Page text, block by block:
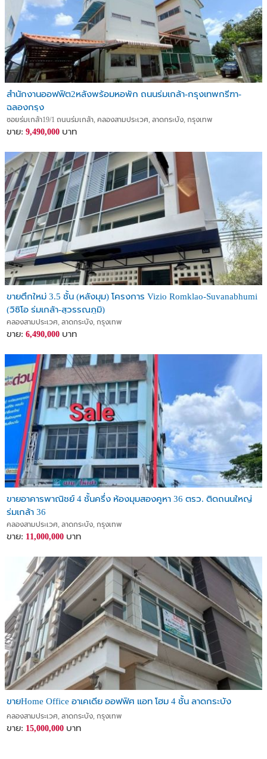
สำนักงานออฟฟิต2หลังพร้อมหอพัก ถนนร่มเกล้า-กรุงเทพกรีฑา-
ฉลองกรุง
ซอยร่มเกล้า19/1 ถนนร่มเกล้า, คลองสามประเวศ, ลาดกระบัง, กรุงเทพ
ขาย: 9,490,000 บาท
ขายตึกใหม่ 3.5 ชั้น (หลังมุม) โครงการ Vizio Romklao-Suvanabhumi
(วิซิโอ ร่มเกล้า-สุวรรณภูมิ)
คลองสามประเวศ, ลาดกระบัง, กรุงเทพ
ขาย: 6,490,000 บาท
ขายอาคารพาณิชย์ 4 ชั้นครึ่ง ห้องมุมสองคูหา 36 ตรว. ติดถนนใหญ่
ร่มเกล้า 36
คลองสามประเวศ, ลาดกระบัง, กรุงเทพ
ขาย: 11,000,000 บาท
ขายHome Office อาเคเดีย ออฟฟิศ แอท โฮม 4 ชั้น ลาดกระบัง
คลองสามประเวศ, ลาดกระบัง, กรุงเทพ
ขาย: 15,000,000 บาท